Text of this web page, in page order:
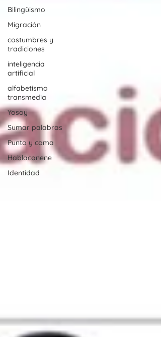
Bilingüismo
Migración
costumbres y
tradiciones
inteligencia
artificial
alfabetismo
transmedia
Yosoy
Sumar palabras
Punto y coma
Hablaconene
Identidad